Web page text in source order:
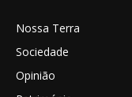
Nossa Terra
Sociedade
Opinião